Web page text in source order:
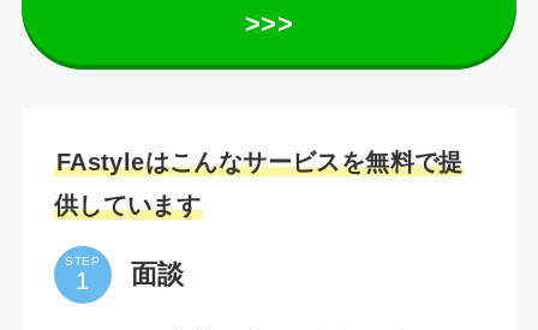
>>>
FAstyleはこんなサービスを無料で提
供しています
STEP 面談